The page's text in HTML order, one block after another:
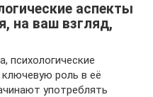
аспекты
на ваш взгляд,
психологические
роль в её
употреблять